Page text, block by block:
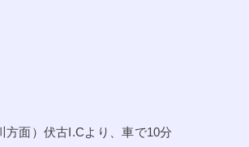
方面）伏古I.Cより、車で10分